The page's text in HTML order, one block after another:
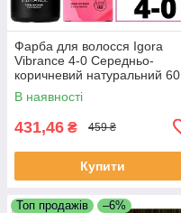
Фарба для волосся Igora
Vibrance 4-0 Середньо-
коричневий натуральний 60
мл
В наявності
431,46 ₴ 459 ₴
Купити
Топ продажів –6%